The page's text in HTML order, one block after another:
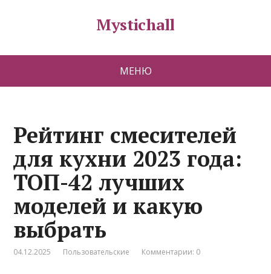
Mystichall
МЕНЮ
Рейтинг смесителей
для кухни 2023 года:
ТОП-42 лучших
моделей и какую
выбрать
04.12.2025 Пользовательские Комментарии: 0